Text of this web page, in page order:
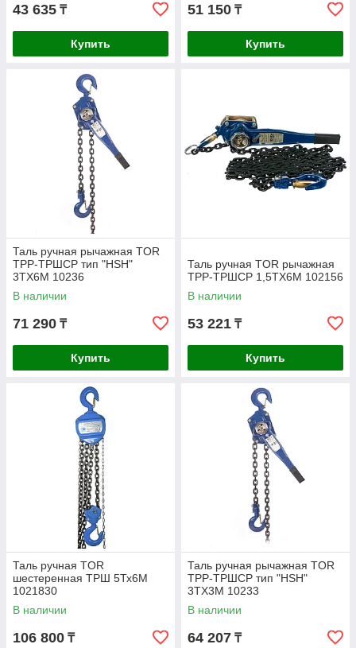
43 635 ₸
Купить
51 150 ₸
Купить
Таль ручная рычажная TOR
ТРР-ТРШСР тип "HSH"
3TХ6М 10236
В наличии
71 290 ₸
Купить
Таль ручная TOR рычажная
ТРР-ТРШСР 1,5ТХ6М 102156
В наличии
53 221 ₸
Купить
Таль ручная TOR
шестеренная ТРШ 5Тх6M
1021830
В наличии
106 800 ₸
Таль ручная рычажная TOR
ТРР-ТРШСР тип "HSH"
3TХ3М 10233
В наличии
64 207 ₸